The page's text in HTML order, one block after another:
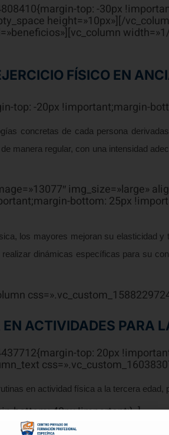
top: -30px
height=»10px»][/
FÍSICO EN
top: -20px !important;margin-
concretas de cada persona
manera regular, con una intensidad
img_size=»large»
bottom: 25px
los mayores mejoran su elasticidad
dinámicas específicas para su
ACTIVIDADES PARA
top: 20px
en actividad física a la tercera
bottom: 40px !important;}»]